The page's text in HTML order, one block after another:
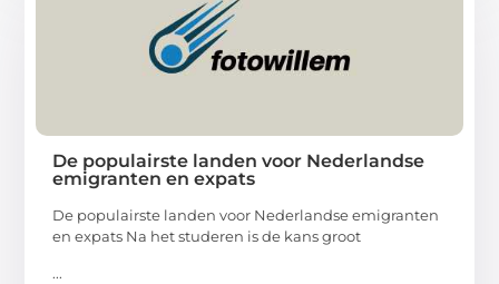
De populairste landen voor Nederlandse
emigranten en expats
De populairste landen voor Nederlandse emigranten
en expats Na het studeren is de kans groot
...